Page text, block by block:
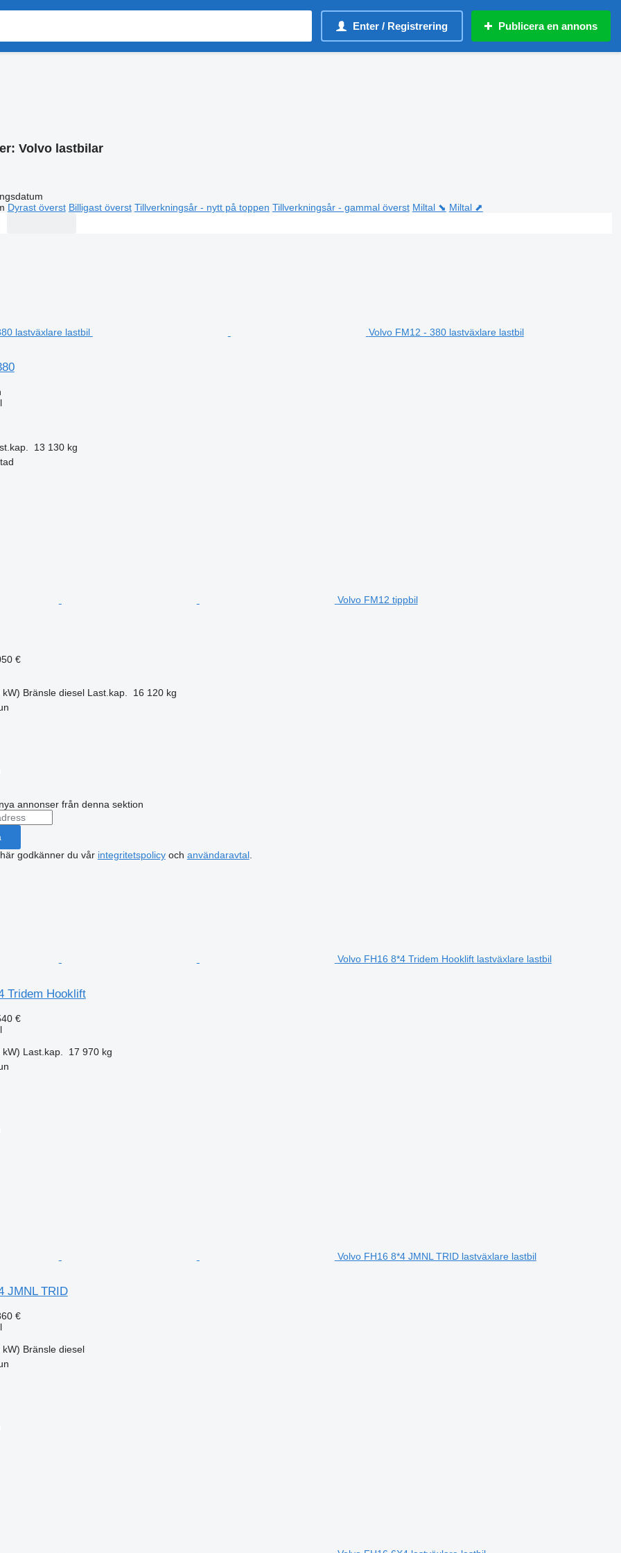
Enter / Registrering Publicera en annons
Volvo lastbilar
Dyrast överst Billigast överst Tillverkningsår - nytt på toppen Tillverkningsår - gammal överst Miltal ⬊ Miltal ⬈
Volvo FM12 - 380 lastväxlare lastbil
13 130 kg
Volvo FM12 tippbil
€
Bränsle diesel Last.kap.
16 120 kg
annonser från denna sektion
godkänner du vår integritetspolicyoch användaravtal.
Volvo FH16 8*4 Tridem Hooklift lastväxlare lastbil
Tridem Hooklift
€
Last.kap.
17 970 kg
Volvo FH16 8*4 JMNL TRID lastväxlare lastbil
JMNL TRID
€
Bränsle diesel